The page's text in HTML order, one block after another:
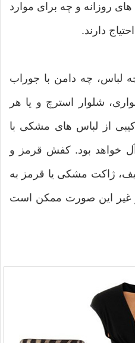
روزانه و چه برای موارد
دارند.
لباس، چه دامن با جوراب
شلوار استرچ و یا هر
از لباس های مشکی با
خواهد بود. کفش قرمز و
ژاکت مشکی یا قرمز به
غیر این صورت ممکن است